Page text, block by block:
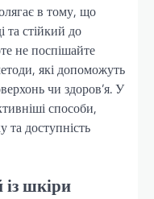
в тому, що
та стійкий до
не поспішайте
які допоможуть
чи здоров’я. У
способи,
та доступність
шкіри